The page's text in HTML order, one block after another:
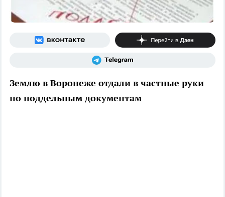
Землю в Воронеже отдали в частные руки
по поддельным документам